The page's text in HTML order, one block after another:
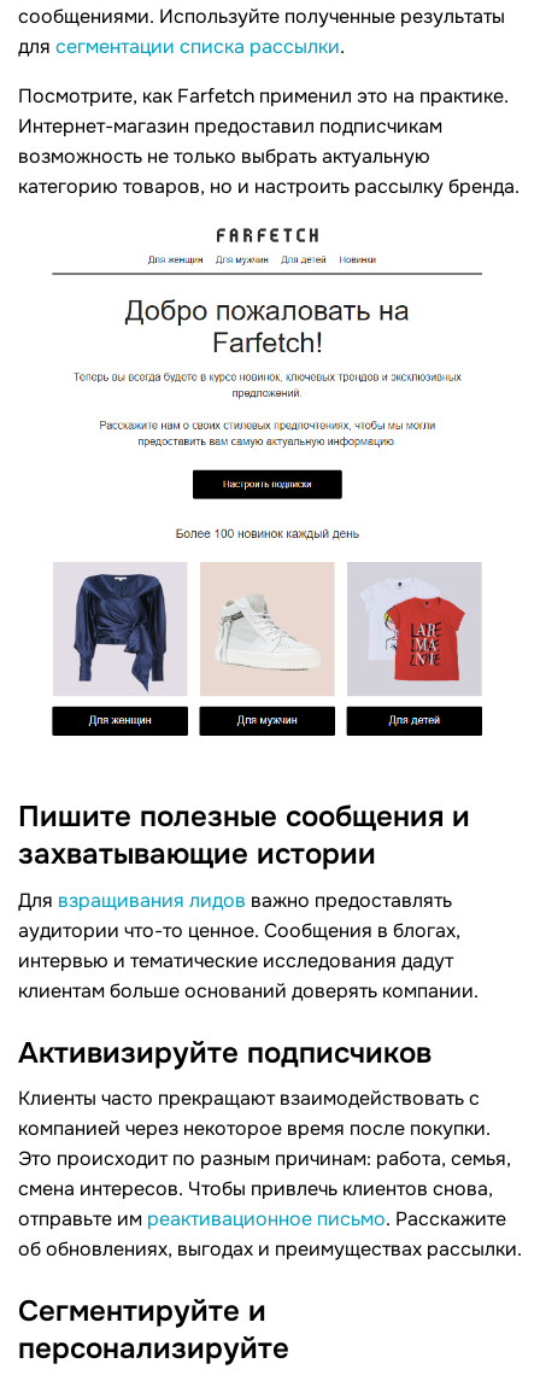
сообщениями. Используйте полученные результаты
для сегментации списка рассылки.
Посмотрите, как Farfetch применил это на практике.
Интернет-магазин предоставил подписчикам
возможность не только выбрать актуальную
категорию товаров, но и настроить рассылку бренда.
Пишите полезные сообщения и
захватывающие истории
Для взращивания лидов важно предоставлять
аудитории что-то ценное. Сообщения в блогах,
интервью и тематические исследования дадут
клиентам больше оснований доверять компании.
Активизируйте подписчиков
Клиенты часто прекращают взаимодействовать с
компанией через некоторое время после покупки.
Это происходит по разным причинам: работа, семья,
смена интересов. Чтобы привлечь клиентов снова,
отправьте им реактивационное письмо. Расскажите
об обновлениях, выгодах и преимуществах рассылки.
Сегментируйте и
персонализируйте